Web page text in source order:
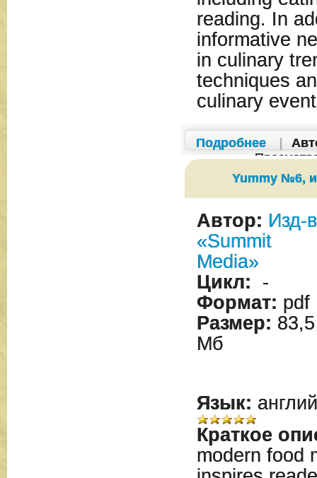
reading. In
informative
in culinary
techniques
culinary
Подробнее
Yummy №6,
Автор: Изд-
«Summit
Media»
Цикл: -
Формат: pdf
Размер: 83,5
Мб
Язык:
Краткое
modern food